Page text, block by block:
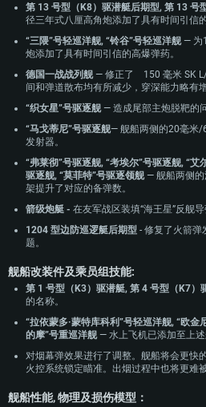
第 13 号型（K8）驱潜艇后期型, 第 13 号
径三年式八厘高角炮添加了具有时间引信
“三隈”号轻巡洋舰, “铃谷”号轻巡洋舰— 为
炮添加了具有时间引信的高爆弹药。
德国一战战列舰— 修正了 150 毫米 SK L/
间和弹道散布均有所减少，穿深能力略有增
“织女星”号驱逐舰— 造成尾部主炮脱靶的
“马戈蒂尼”号驱逐舰— 舰船两侧的20毫米/
发射器。
“弗莱彻”号驱逐舰, “考埃尔”号驱逐舰, “艾
驱逐舰, “莫菲特”号驱逐领舰— 舰船两侧的
架提升了对应的备弹数。
箭级炮艇 - 在友军战区装填“海王星”反舰
1204 型边防巡逻艇后期型 - 修复了火箭弹
题。
舰船改装件及乘员组技能:
第 1 号型（K3）驱潜艇, 第 4 号型（K7）
的名称。
“拉依蒙多·蒙特库科利”号轻巡洋舰, “欧金
的摩”号重巡洋舰— 水上飞机已添加至上述
对烟幕弹效果进行了调整。舰船将会更快
火控系统锁定瞄准。出烟过程中也将更难被
舰船性能, 物理及损伤模型：